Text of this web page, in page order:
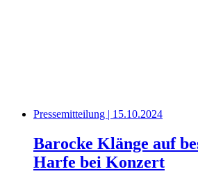
Pressemitteilung | 15.10.2024
Barocke Klänge auf
Harfe bei Konzert